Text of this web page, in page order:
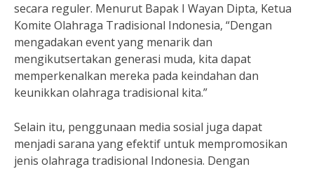
secara reguler. Menurut Bapak I Wayan Dipta, Ketua
Komite Olahraga Tradisional Indonesia, “Dengan
mengadakan event yang menarik dan
mengikutsertakan generasi muda, kita dapat
memperkenalkan mereka pada keindahan dan
keunikkan olahraga tradisional kita.”
Selain itu, penggunaan media sosial juga dapat
menjadi sarana yang efektif untuk mempromosikan
jenis olahraga tradisional Indonesia. Dengan